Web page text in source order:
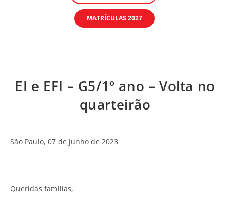
MATRÍCULAS 2027
EI e EFI – G5/1º ano – Volta no
quarteirão
São Paulo, 07 de junho de 2023
Queridas famílias,